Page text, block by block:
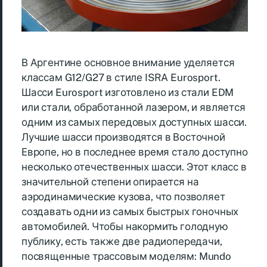
В Аргентине основное внимание уделяется
классам G12/G27 в стиле ISRA Eurosport.
Шасси Eurosport изготовлено из стали EDM
или стали, обработанной лазером, и является
одним из самых передовых доступных шасси.
Лучшие шасси производятся в Восточной
Европе, но в последнее время стало доступно
несколько отечественных шасси. Этот класс в
значительной степени опирается на
аэродинамические кузова, что позволяет
создавать одни из самых быстрых гоночных
автомобилей. Чтобы накормить голодную
публику, есть также две радиопередачи,
посвященные трассовым моделям: Mundo